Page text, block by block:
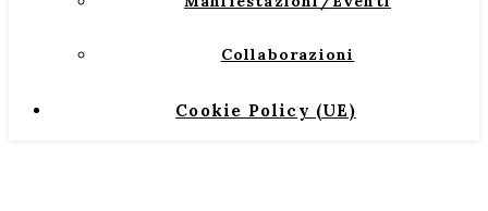
Collaborazioni
Cookie Policy (UE)